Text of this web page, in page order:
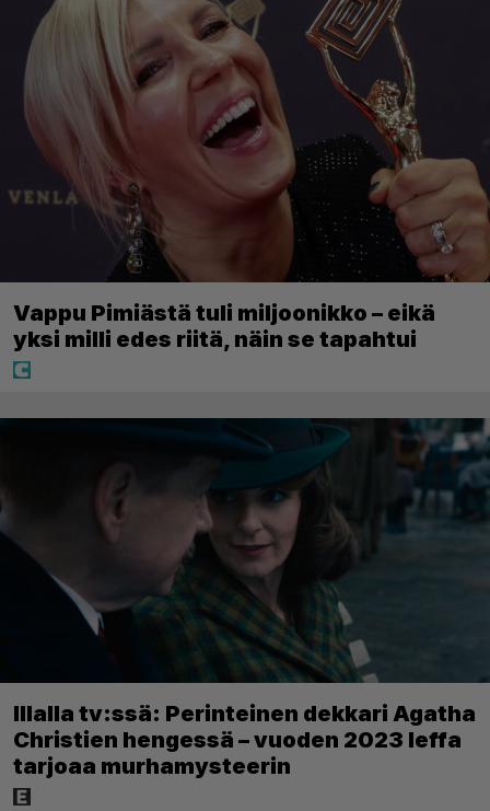
Vappu Pimiästä tuli miljoonikko – eikä
yksi milli edes riitä, näin se tapahtui
Illalla tv:ssä: Perinteinen dekkari Agatha
Christien hengessä – vuoden 2023 leffa
tarjoaa murhamysteerin